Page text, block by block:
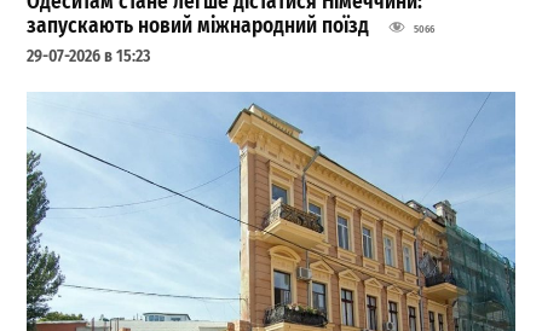
запускають новий міжнародний поїзд
5066
29-07-2026 в 15:23